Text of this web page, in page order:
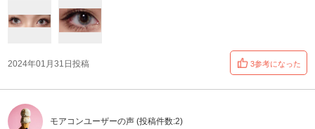
2024年01月31日投稿 3参考になった
モアコンユーザーの声 (投稿件数:2)